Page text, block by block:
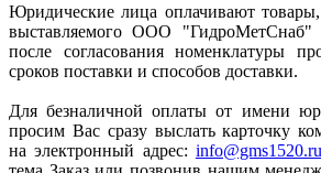
Юридические лица оплачивают
выставляемого ООО "ГидроМетСнаб"
после согласования номенклатуры
сроков поставки и способов доставки.
Для безналичной оплаты от имени
просим Вас сразу выслать карточку
на электронный адрес: info@gms1520.ru